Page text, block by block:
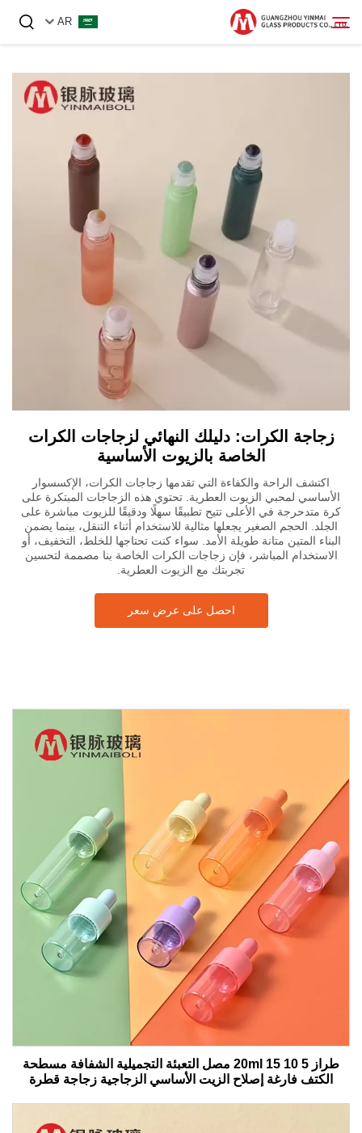
AR
زجاجة الكرات: دليلك النهائي لزجاجات الكرات
الخاصة بالزيوت الأساسية
اكتشف الراحة والكفاءة التي تقدمها زجاجات الكرات، الإكسسوار
الأساسي لمحبي الزيوت العطرية. تحتوي هذه الزجاجات المبتكرة على
كرة متدحرجة في الأعلى تتيح تطبيقًا سهلًا ودقيقًا للزيوت مباشرة على
الجلد. الحجم الصغير يجعلها مثالية للاستخدام أثناء التنقل، بينما يضمن
البناء المتين متانة طويلة الأمد. سواء كنت تحتاجها للخلط، التخفيف، أو
الاستخدام المباشر، فإن زجاجات الكرات الخاصة بنا مصممة لتحسين
تجربتك مع الزيوت العطرية.
احصل على عرض سعر
طراز 5 10 15 20ml مصل التعبئة التجميلية الشفافة مسطحة
الكتف فارغة إصلاح الزيت الأساسي الزجاجية زجاجة قطرة